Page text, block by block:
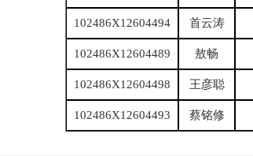
102486X12604494 首云涛
102486X12604489 敖畅
102486X12604498 王彦聪
102486X12604493 蔡铭修